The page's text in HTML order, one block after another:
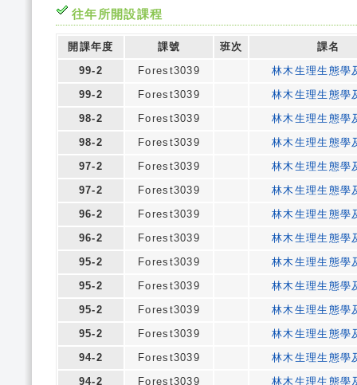
往年所開設課程
開課年度 課號 班次
課名
99-2
Forest3039
林木生理生態學
99-2
Forest3039
林木生理生態學
98-2
Forest3039
林木生理生態學
98-2
Forest3039
林木生理生態學
97-2
Forest3039
林木生理生態學
97-2
Forest3039
林木生理生態學
96-2
Forest3039
林木生理生態學
96-2
Forest3039
林木生理生態學
95-2
Forest3039
林木生理生態學
95-2
Forest3039
林木生理生態學
95-2
Forest3039
林木生理生態學
95-2
Forest3039
林木生理生態學
94-2
Forest3039
林木生理生態學
94-2
Forest3039
林木生理生態學